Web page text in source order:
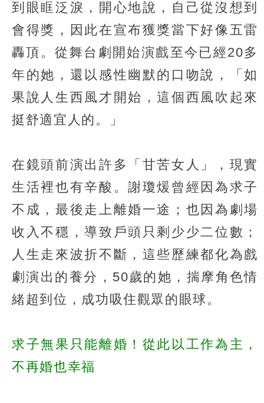
到眼眶泛淚，開心地說，自己從沒想到
會得獎，因此在宣布獲獎當下好像五雷
轟頂。從舞台劇開始演戲至今已經20多
年的她，還以感性幽默的口吻說，「如
果說人生西風才開始，這個西風吹起來
挺舒適宜人的。」
在鏡頭前演出許多「甘苦女人」，現實
生活裡也有辛酸。謝瓊煖曾經因為求子
不成，最後走上離婚一途；也因為劇場
收入不穩，導致戶頭只剩少少二位數；
人生走來波折不斷，這些歷練都化為戲
劇演出的養分，50歲的她，揣摩角色情
緒超到位，成功吸住觀眾的眼球。
求子無果只能離婚！從此以工作為主，
不再婚也幸福